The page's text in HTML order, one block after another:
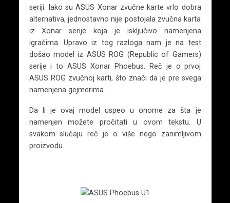
seriji. Iako su ASUS Xonar zvučne karte vrlo dobra
alternativa, jednostavno nije postojala zvučna karta
iz Xonar serije koja je isključivo namenjena
igračima. Upravo iz tog razloga nam je na test
došao model iz ASUS ROG (Republic of Gamers)
serije i to ASUS Xonar Phoebus. Reč je o prvoj
ASUS ROG zvučnoj karti, što znači da je pre svega
namenjena gejmerima.
Da li je ovaj model uspeo u onome za šta je
namenjen možete pročitati u ovom tekstu. U
svakom slučaju reč je o više nego zanimljivom
proizvodu.